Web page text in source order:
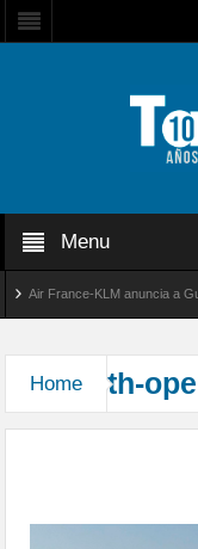
Menu
Air France-KLM anuncia a
Home th-